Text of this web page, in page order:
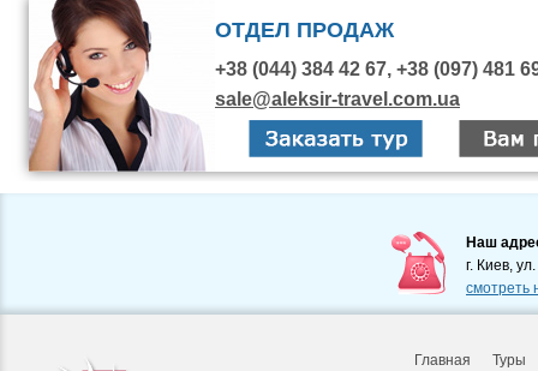
ОТДЕЛ ПРОДАЖ
+38 (044) 384 42 67, +38 (097) 481
sale@aleksir-travel.com.ua
Наш
г. Киев,
смотреть
Главная Туры